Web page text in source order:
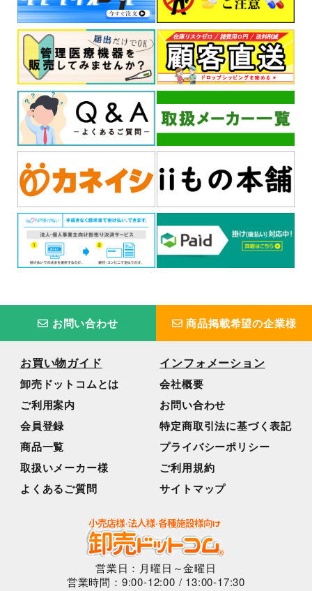
お問い合わせ 商品掲載希望の企業様
お買い物ガイド
卸売ドットコムとは
ご利用案内
会員登録
商品一覧
取扱いメーカー様
よくあるご質問
インフォメーション
会社概要
お問い合わせ
特定商取引法に基づく表記
プライバシーポリシー
ご利用規約
サイトマップ
営業日：月曜日～金曜日
営業時間：9:00-12:00 / 13:00-17:30